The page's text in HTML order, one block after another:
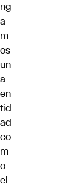
ng
a
m
os
un
a
en
tid
ad
co
m
o
el